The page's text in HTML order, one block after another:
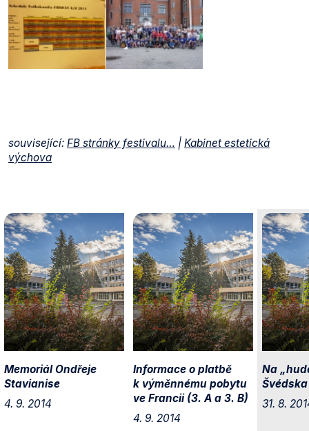
související: FB stránky festivalu… | Kabinet estetická
výchova
Memoriál Ondřeje
Stavianise
4. 9. 2014
Informace o platbě
k výměnnému pobytu
ve Francii (3. A a 3. B)
4. 9. 2014
Na
Švédska
31. 8.